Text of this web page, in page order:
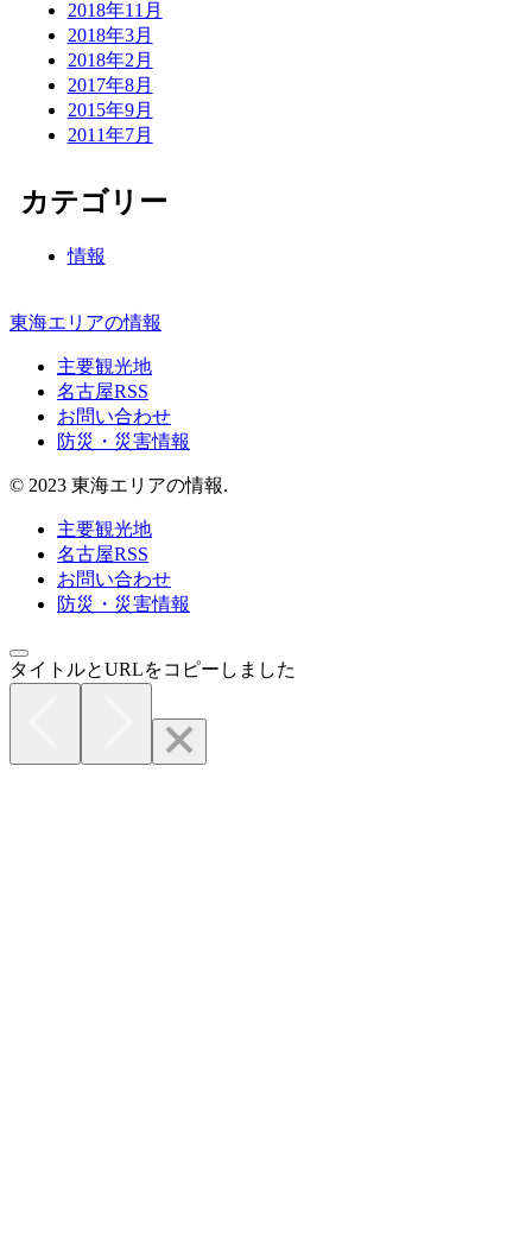
2018年11月
2018年3月
2018年2月
2017年8月
2015年9月
2011年7月
カテゴリー
情報
東海エリアの情報
主要観光地
名古屋RSS
お問い合わせ
防災・災害情報
© 2023 東海エリアの情報.
主要観光地
名古屋RSS
お問い合わせ
防災・災害情報
タイトルとURLをコピーしました